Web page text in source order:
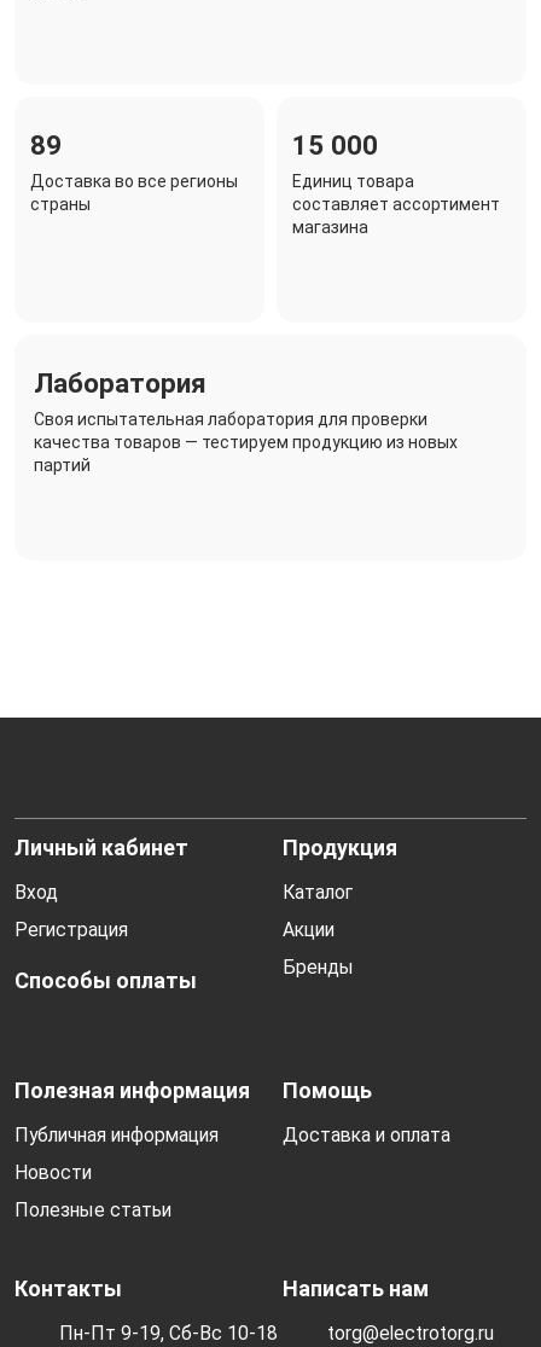
89
Доставка во все регионы
страны
15 000
Единиц товара
составляет ассортимент
магазина
Лаборатория
Своя испытательная лаборатория для проверки
качества товаров — тестируем продукцию из новых
партий
Личный кабинет
Вход
Регистрация
Способы оплаты
Продукция
Каталог
Акции
Бренды
Полезная информация
Публичная информация
Новости
Полезные статьи
Помощь
Доставка и оплата
Контакты
Пн-Пт 9-19, Сб-Вс 10-18
Написать нам
torg@electrotorg.ru